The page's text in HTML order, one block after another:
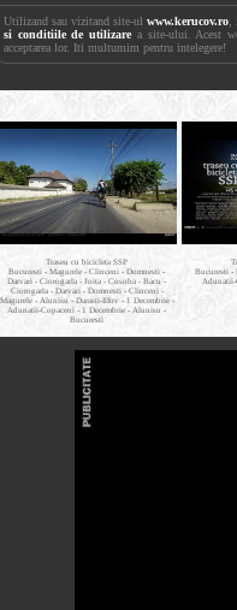
Utilizand sau vizitand site-ulwww.kerucov.ro
si conditiile de utilizare a site-ului. Acest
acceptarea lor. Iti multumim pentru intelegere!
Traseu cu bicicleta SSP
Bucuresti - Magurele - Clinceni - Domnesti -
Darvari - Ciorogarla - Joita - Cosoba - Bacu -
Ciorogarla - Darvari - Domnesti - Clinceni -
Magurele - Alunisu - Darasti-Ilfov - 1 Decembrie -
Adunatii-Copaceni - 1 Decembrie - Alunisu -
Bucuresti
Bucuresti -
Adunatii-